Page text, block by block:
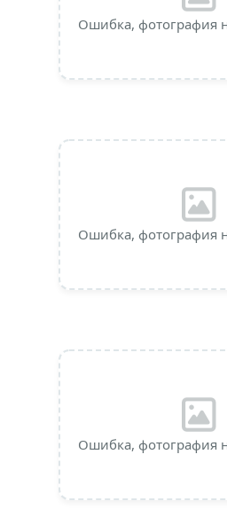
Ошибка, фотография
Ошибка, фотография
Ошибка, фотография